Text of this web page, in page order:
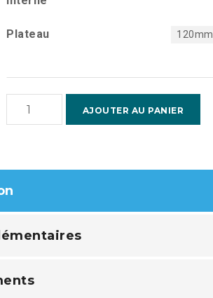
Plateau 120mm
quantité
de
AJOUTER AU PANIER